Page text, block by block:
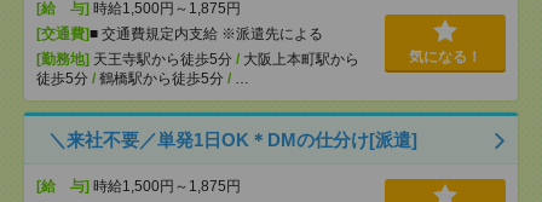
[給 与] 時給1,500円～1,875円
[交通費]■ 交通費規定内支給 ※派遣先による
[勤務地] 天王寺駅から徒歩5分 / 大阪上本町駅から
徒歩5分 / 鶴橋駅から徒歩5分 / …
気になる！
＼来社不要／単発1日OK＊DMの仕分け[派遣]
[給 与] 時給1,500円～1,875円